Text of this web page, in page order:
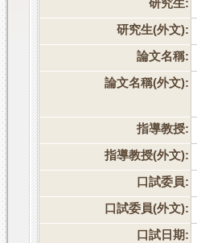
研究生:
研究生(外文):
論文名稱:
論文名稱(外文):
指導教授:
指導教授(外文):
口試委員:
口試委員(外文):
口試日期: